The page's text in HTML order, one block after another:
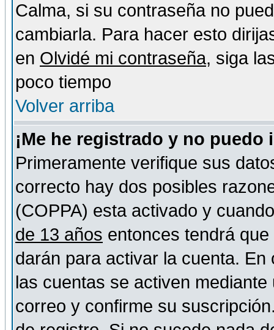
Calma, si su contraseña no
cambiarla. Para hacer esto
en Olvidé mi contraseña, siga
poco tiempo
Volver arriba
¡Me he registrado y no puedo
Primeramente verifique sus
correcto hay dos posibles
(COPPA) esta activado y
de 13 años entonces tendrá
darán para activar la cuenta.
las cuentas se activen
correo y confirme su